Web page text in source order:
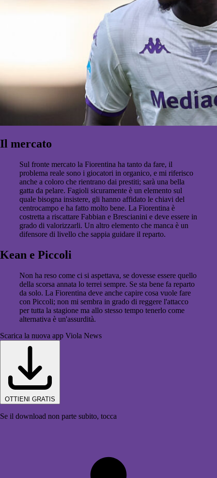
Il mercato
Sul fronte mercato la Fiorentina ha tanto da fare, il
problema reale sono i giocatori in organico, e mi riferisco
anche a coloro che rientrano dai prestiti; sarà una bella
gatta da pelare. Fagioli sicuramente è un elemento sul
quale bisogna insistere, gli hanno affidato le chiavi del
centrocampo e ha fatto molto bene. La Fiorentina è
costretta a riscattare Fabbian e Brescianini e deve essere in
grado di valorizzarli. Un altro elemento che manca è un
difensore di livello che sappia guidare il reparto.
Kean e Piccoli
Non ha reso come ci si aspettava, se dovesse essere quello
della scorsa annata lo terrei sempre. Se sta bene fa reparto
da solo. La Fiorentina deve anche capire cosa vuole fare
con Piccoli; non mi sembra in grado di reggere l'attacco
per tutta la stagione ma allo stesso tempo tenerlo come
alternativa è un'assurdità.
Scarica la nuova app Viola News
OTTIENI GRATIS
Se il download non parte subito, tocca